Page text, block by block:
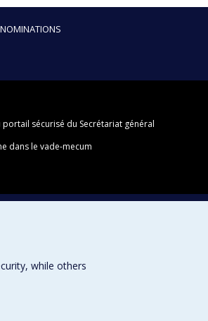
NOMINATIONS
portail sécurisé du Secrétariat général
dans le vade-mecum
while others